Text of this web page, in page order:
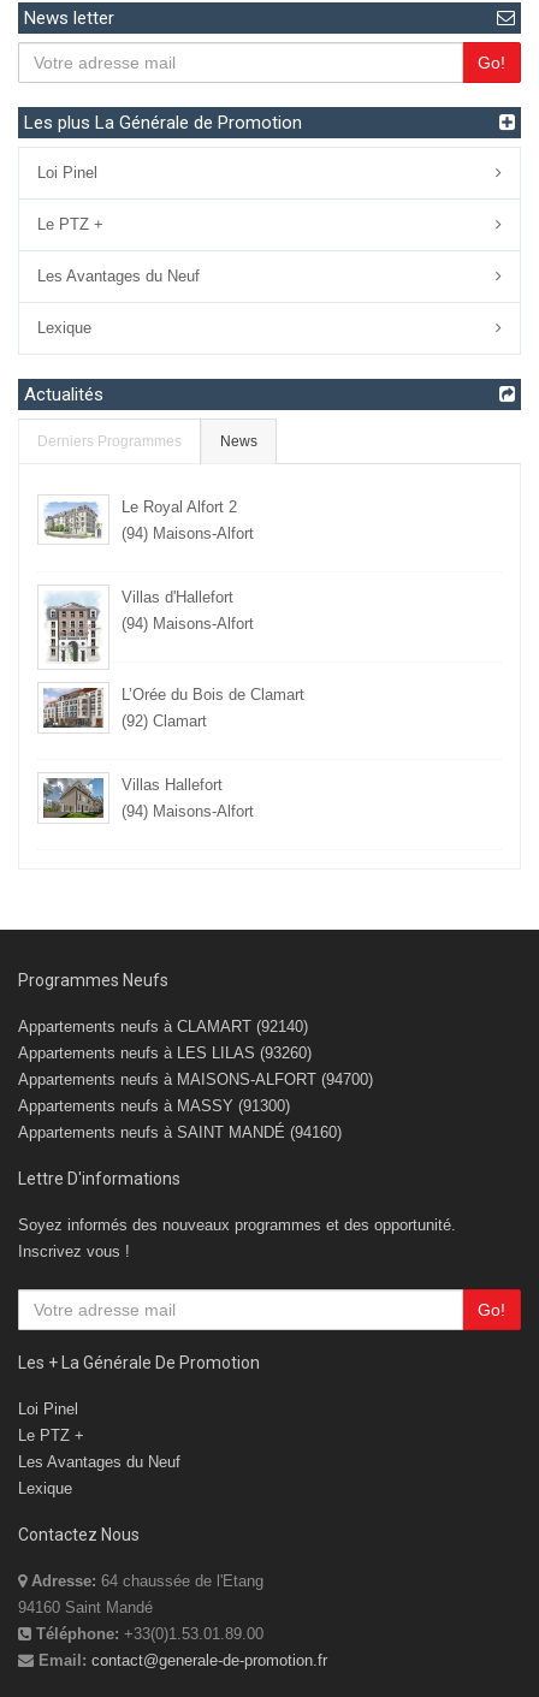
News letter
Go!
Les plus La Générale de Promotion
Loi Pinel
Le PTZ +
Les Avantages du Neuf
Lexique
Actualités
Derniers Programmes News
Le Royal Alfort 2
(94) Maisons-Alfort
Villas d'Hallefort
(94) Maisons-Alfort
L’Orée du Bois de Clamart
(92) Clamart
Villas Hallefort
(94) Maisons-Alfort
Programmes Neufs
Appartements neufs à CLAMART (92140)
Appartements neufs à LES LILAS (93260)
Appartements neufs à MAISONS-ALFORT (94700)
Appartements neufs à MASSY (91300)
Appartements neufs à SAINT MANDÉ (94160)
Lettre D'informations
Soyez informés des nouveaux programmes et des opportunité.
Inscrivez vous !
Go!
Les + La Générale De Promotion
Loi Pinel
Le PTZ +
Les Avantages du Neuf
Lexique
Contactez Nous
Adresse: 64 chaussée de l'Etang
94160 Saint Mandé
Téléphone: +33(0)1.53.01.89.00
Email: contact@generale-de-promotion.fr